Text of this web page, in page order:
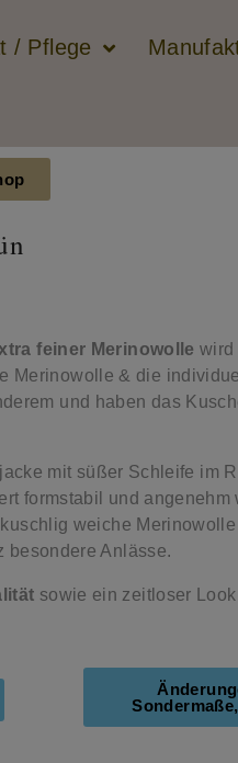
/ Pflege
feiner Merinowolle wird
Merinowolle & die
und haben das
mit süßer Schleife im
formstabil und angenehm
weiche
besondere Anlässe.
sowie ein zeitloser